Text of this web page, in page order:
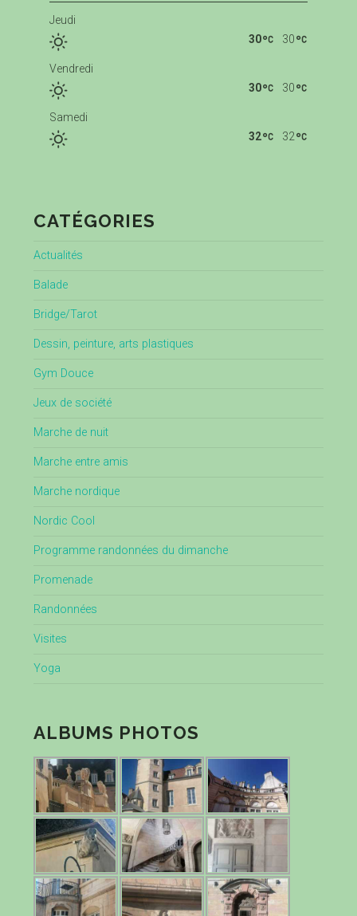
Jeudi
30
30
Vendredi
30
30
Samedi
32
32
CATÉGORIES
Actualités
Balade
Bridge/Tarot
Dessin, peinture, arts plastiques
Gym Douce
Jeux de société
Marche de nuit
Marche entre amis
Marche nordique
Nordic Cool
Programme randonnées du dimanche
Promenade
Randonnées
Visites
Yoga
ALBUMS PHOTOS